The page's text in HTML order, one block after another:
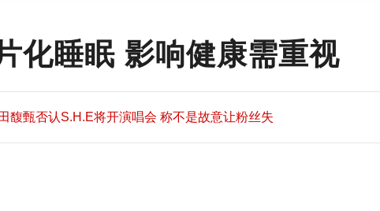
化睡眠 影响健康需重视
馥甄否认S.H.E将开演唱会 称不是故意让粉丝失
11:08
馥甄否认S.H.E将开演唱会 称不是故意让粉丝失